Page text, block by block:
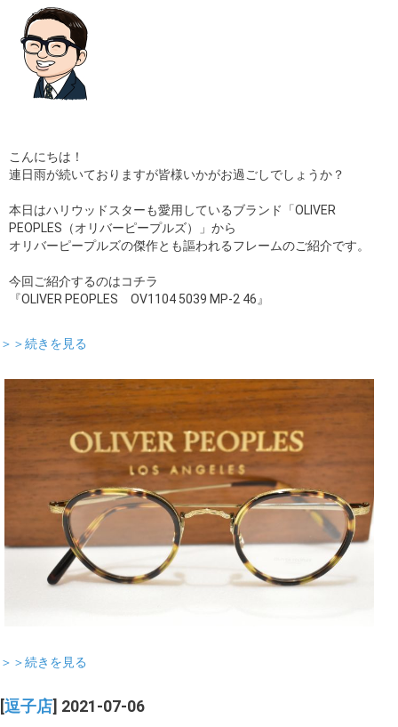
こんにちは！
連日雨が続いておりますが皆様いかがお過ごしでしょうか？
本日はハリウッドスターも愛用しているブランド「OLIVER
PEOPLES（オリバーピープルズ）」から
オリバーピープルズの傑作とも謳われるフレームのご紹介です。
今回ご紹介するのはコチラ
『OLIVER PEOPLES OV1104 5039 MP-2 46』
＞＞続きを見る
＞＞続きを見る
[逗子店] 2021-07-06